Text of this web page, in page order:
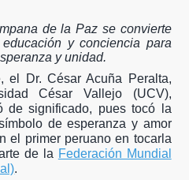
de la Paz se convierte
y conciencia para
y unidad.
el Dr. César Acuña Peralta,
César Vallejo (UCV),
de significado, pues tocó la
de esperanza y amor
el primer peruano en tocarla
de la Federación Mundial
.